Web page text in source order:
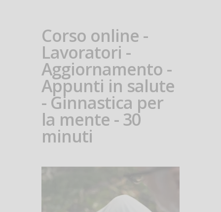
Corso online -
Lavoratori -
Aggiornamento -
Appunti in salute
- Ginnastica per
la mente - 30
minuti